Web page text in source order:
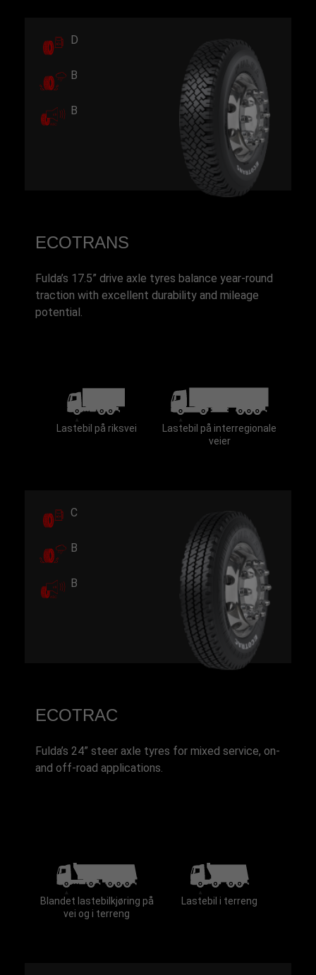
D
B
B
ECOTRANS
Fulda’s 17.5” drive axle tyres balance year-round
traction with excellent durability and mileage
potential.
Lastebil på riksvei
Lastebil på interregionale
veier
C
B
B
ECOTRAC
Fulda’s 24” steer axle tyres for mixed service, on-
and off-road applications.
Blandet lastebilkjøring på
vei og i terreng
Lastebil i terreng